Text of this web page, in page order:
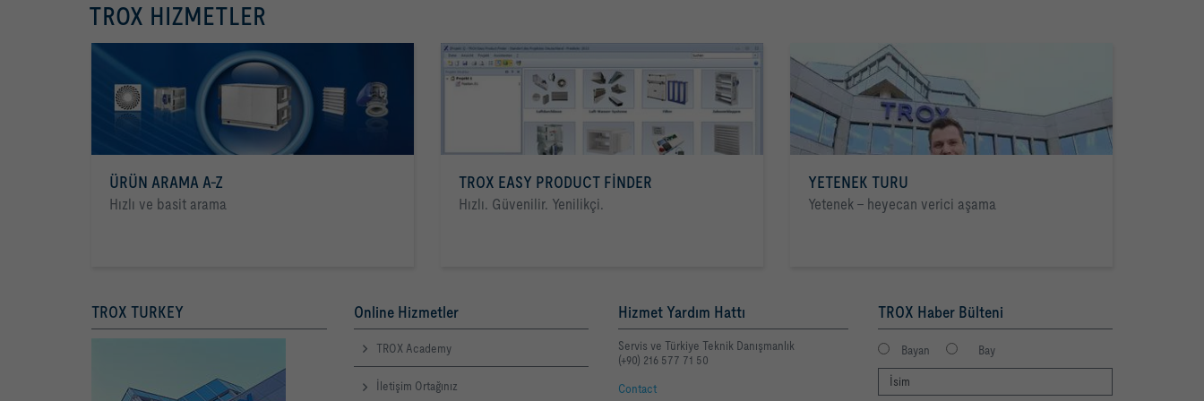
TROX HIZMETLER
ÜRÜN ARAMA A-Z
Hızlı ve basit arama
TROX EASY PRODUCT FINDER
Hızlı. Güvenilir. Yenilikçi.
YETENEK TURU
Yetenek - heyecan verici aşama
TROX TURKEY Online Hizmetler
TROX Academy
İletişim Ortağınız
Hizmet Yardım Hattı
Servis ve Türkiye Teknik Danışmanlık
(+90) 216 577 71 50
Contact
TROX Haber Bülteni
Bayan Bay